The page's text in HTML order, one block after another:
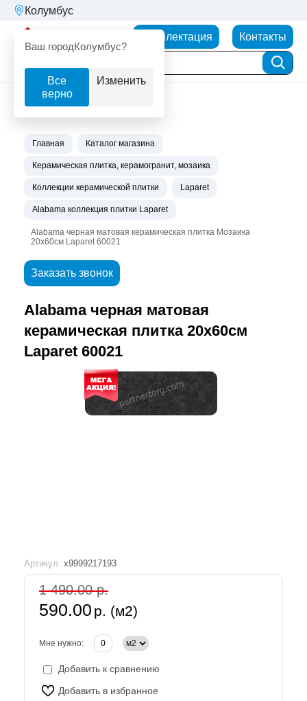
Колумбус
Ваш городКолумбус?
Все
верно
Изменить
Комплектация Контакты
Главная Каталог магазина
Керамическая плитка, керамогранит, мозаика
Коллекции керамической плитки Laparet
Alabama коллекция плитки Laparet
Alabama черная матовая керамическая плитка Мозаика
20х60см Laparet 60021
Заказать звонок
Alabama черная матовая
керамическая плитка 20х60см
Laparet 60021
Артикул: х9999217193
1 490.00 р.
590.00 р. (м2)
Мне нужно:
Добавить к сравнению
Добавить в избранное